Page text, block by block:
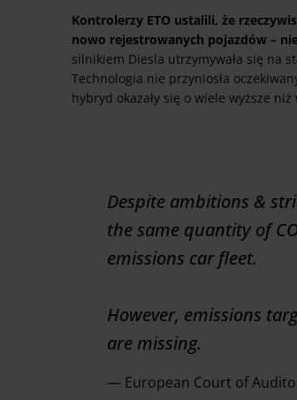
Kontrolerzy ETO ustalili, że
nowo rejestrowanych pojazdów –
silnikiem Diesla utrzymywała się na
Technologia nie przyniosła
hybryd okazały się o wiele wyższe
Despite ambitions &
the same quantity of
emissions car fleet.
However, emissions
are missing.
— European Court of